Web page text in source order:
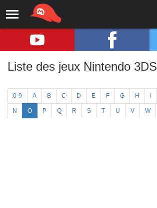
Liste des jeux Nintendo 3DS
0-9 A B C D E F G H
N O P Q R S T U V W